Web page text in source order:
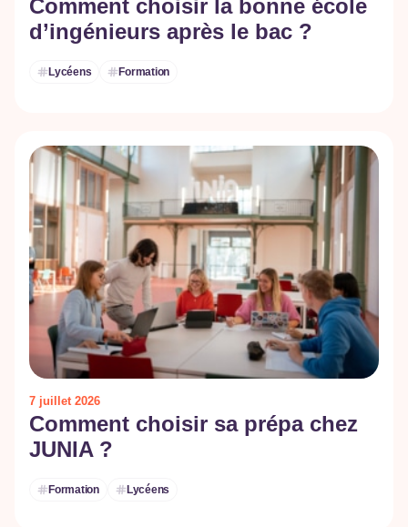
Comment choisir la bonne école
d’ingénieurs après le bac ?
Lycéens Formation
7 juillet 2026
Comment choisir sa prépa chez
JUNIA ?
Formation Lycéens